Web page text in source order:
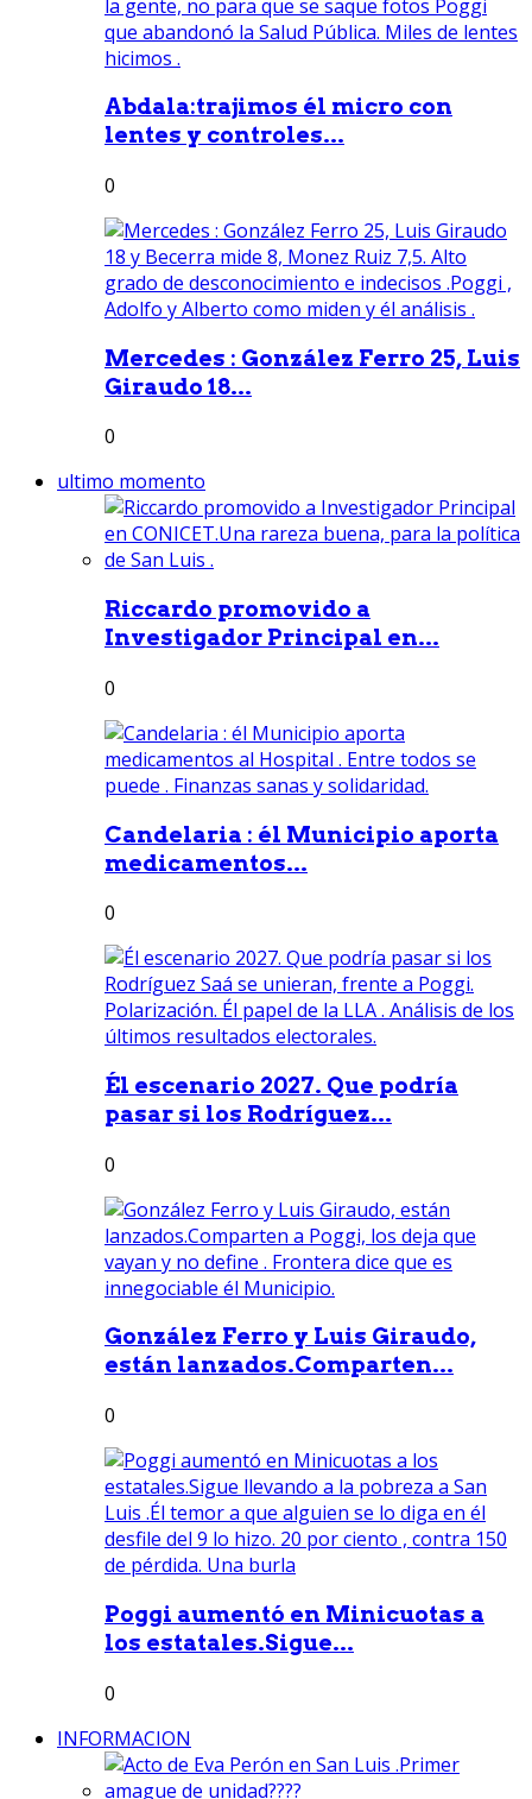
Abdala:trajimos él micro con
lentes y controles...
0
Mercedes : González Ferro 25, Luis
Giraudo 18...
0
ultimo momento
Riccardo promovido a
Investigador Principal en...
0
Candelaria : él Municipio aporta
medicamentos...
0
Él escenario 2027. Que podría
pasar si los Rodríguez...
0
González Ferro y Luis Giraudo,
están lanzados.Comparten...
0
Poggi aumentó en Minicuotas a
los estatales.Sigue...
0
INFORMACION